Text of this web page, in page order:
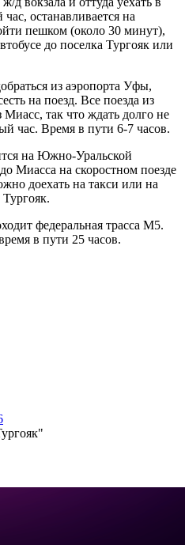
останавливается на
пешком (около 30 минут),
до поселка Тургояк или
из аэропорта Уфы,
на поезд. Все поезда из
так что ждать долго не
час. Время в пути 6-7 часов.
на Южно-Уральской
Миасса на скоростном поезде
доехать на такси или на
федеральная трасса М5.
в пути 25 часов.